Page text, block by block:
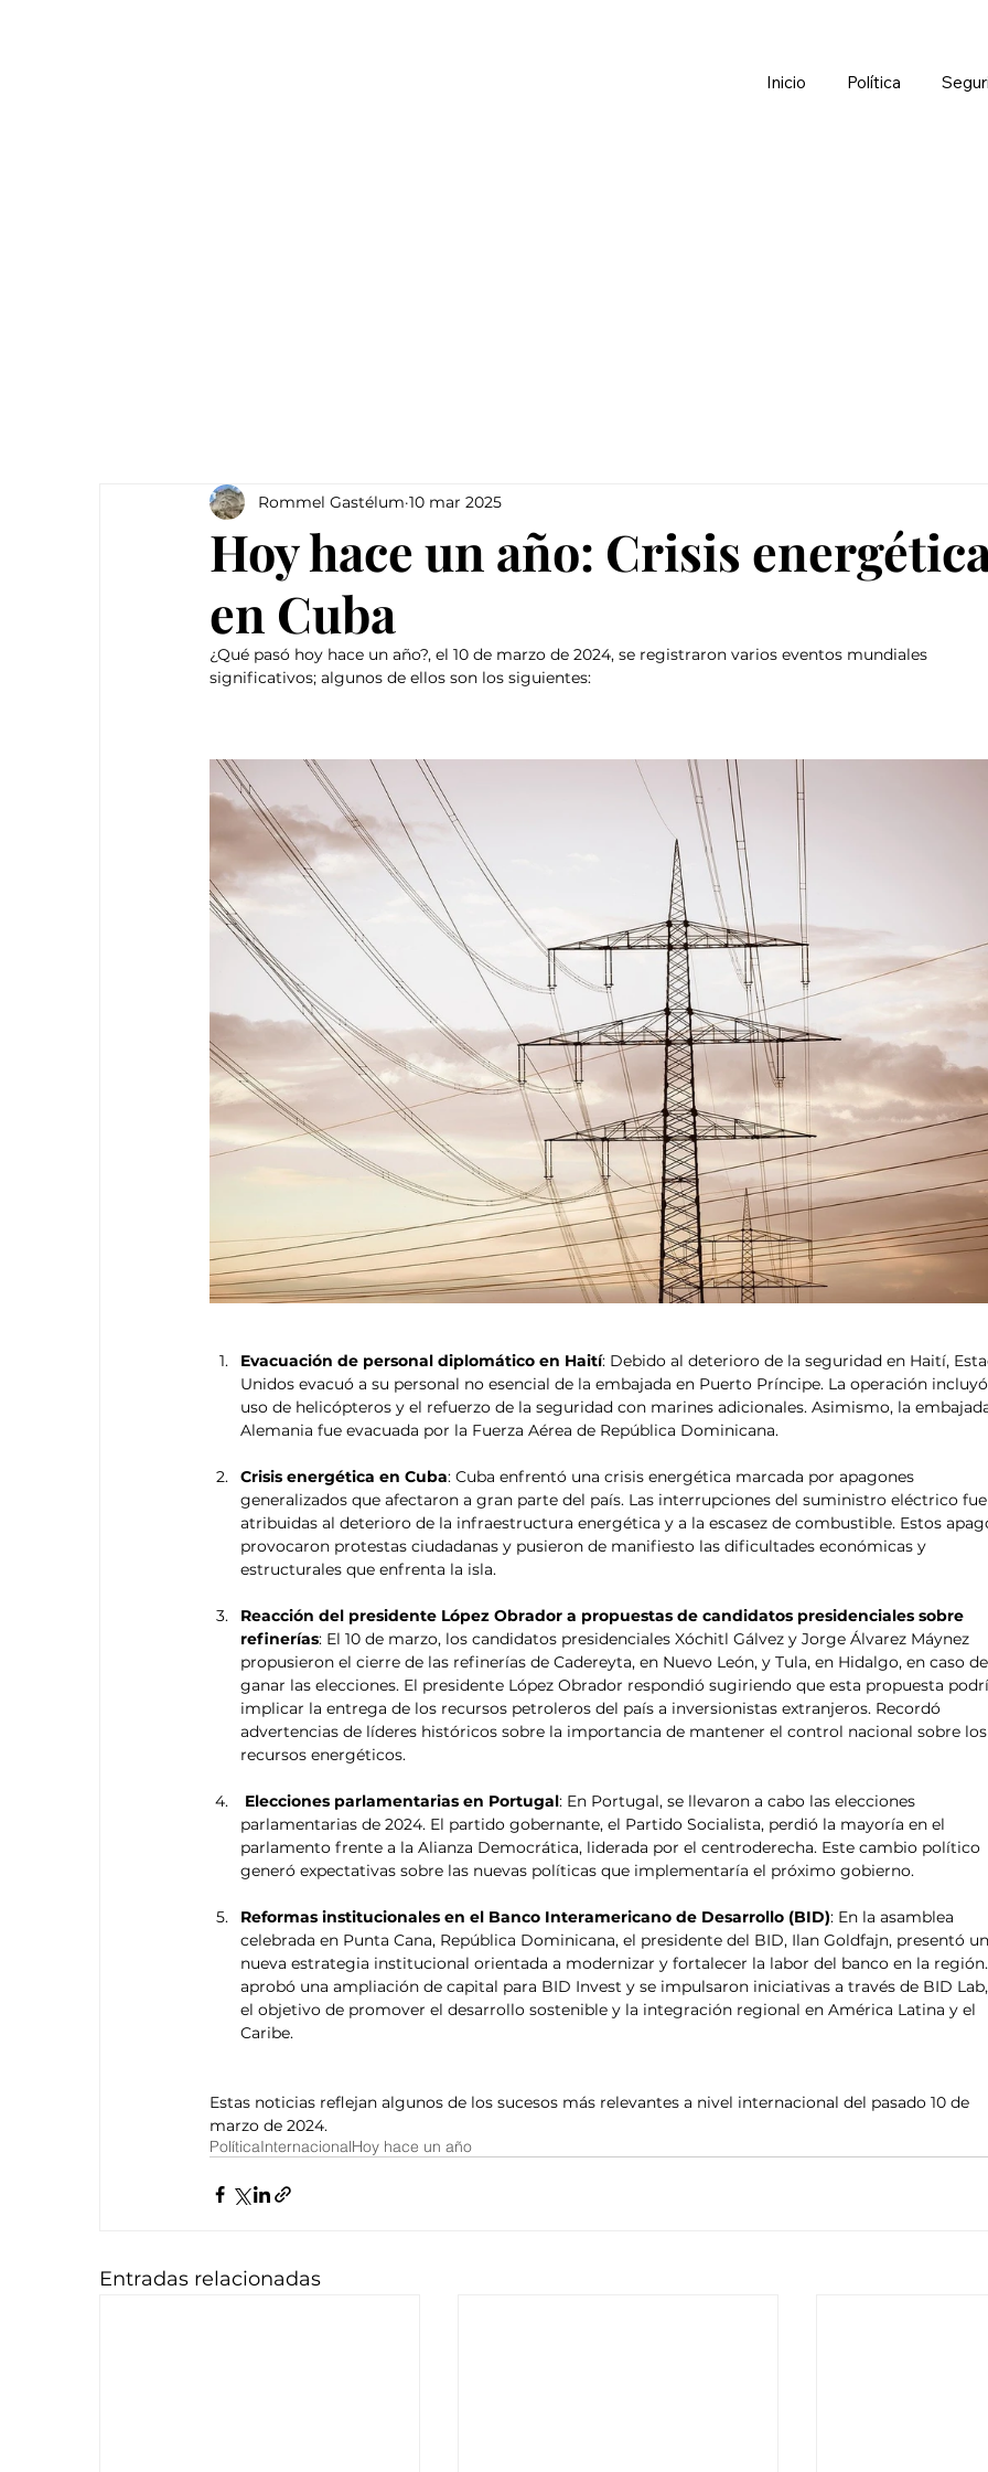
Inicio Política
Hoy hace un año: Crisis
en Cuba
Rommel Gastélum 10 mar 2025
¿Qué pasó hoy hace un año?, el 10 de marzo de 2024, se registraron varios eventos mundiales
significativos; algunos de ellos son los siguientes:
Evacuación de personal diplomático en Haití: Debido al deterioro de la seguridad en Haití,
Unidos evacuó a su personal no esencial de la embajada en Puerto Príncipe. La operación
uso de helicópteros y el refuerzo de la seguridad con marines adicionales. Asimismo, la
Alemania fue evacuada por la Fuerza Aérea de República Dominicana.
Crisis energética en Cuba: Cuba enfrentó una crisis energética marcada por apagones
generalizados que afectaron a gran parte del país. Las interrupciones del suministro eléctrico
atribuidas al deterioro de la infraestructura energética y a la escasez de combustible. Estos
provocaron protestas ciudadanas y pusieron de manifiesto las dificultades económicas y
estructurales que enfrenta la isla.
Reacción del presidente López Obrador a propuestas de candidatos presidenciales sobre
refinerías: El 10 de marzo, los candidatos presidenciales Xóchitl Gálvez y Jorge Álvarez Máynez
propusieron el cierre de las refinerías de Cadereyta, en Nuevo León, y Tula, en Hidalgo, en caso
ganar las elecciones. El presidente López Obrador respondió sugiriendo que esta propuesta
implicar la entrega de los recursos petroleros del país a inversionistas extranjeros. Recordó
advertencias de líderes históricos sobre la importancia de mantener el control nacional sobre
recursos energéticos.
Elecciones parlamentarias en Portugal: En Portugal, se llevaron a cabo las elecciones
parlamentarias de 2024. El partido gobernante, el Partido Socialista, perdió la mayoría en el
parlamento frente a la Alianza Democrática, liderada por el centroderecha. Este cambio político
generó expectativas sobre las nuevas políticas que implementaría el próximo gobierno.
Reformas institucionales en el Banco Interamericano de Desarrollo (BID): En la asamblea
celebrada en Punta Cana, República Dominicana, el presidente del BID, Ilan Goldfajn, presentó
nueva estrategia institucional orientada a modernizar y fortalecer la labor del banco en la
aprobó una ampliación de capital para BID Invest y se impulsaron iniciativas a través de BID
el objetivo de promover el desarrollo sostenible y la integración regional en América Latina y el
Caribe.
Estas noticias reflejan algunos de los sucesos más relevantes a nivel internacional del pasado 10 de
marzo de 2024.
PolíticaInternacionalHoy hace un año
Entradas relacionadas